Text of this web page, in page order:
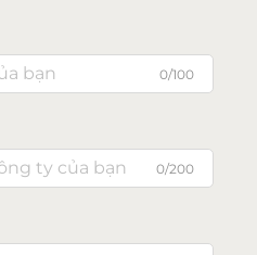
0/100
0/200